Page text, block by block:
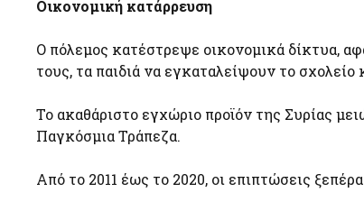
Οικονομική κατάρρευση
Ο πόλεμος κατέστρεψε οικονομικά δίκτυα,
τους, τα παιδιά να εγκαταλείψουν το
Το ακαθάριστο εγχώριο προϊόν της Συρίας
Παγκόσμια Τράπεζα.
Από το 2011 έως το 2020, οι επιπτώσεις